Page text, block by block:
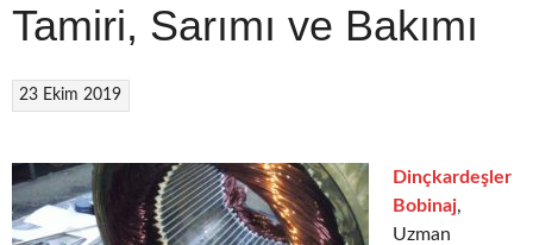
Tamiri, Sarımı ve Bakımı
23 Ekim 2019
Dinçkardeşler
Bobinaj,
Uzman